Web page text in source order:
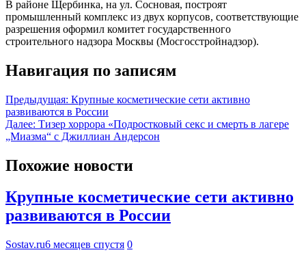
В районе Щербинка, на ул. Сосновая, построят
промышленный комплекс из двух корпусов, соответствующие
разрешения оформил комитет государственного
строительного надзора Москвы (Мосгосстройнадзор).
Навигация по записям
Предыдущая: Крупные косметические сети активно
развиваются в России
Далее: Тизер хоррора «Подростковый секс и смерть в лагере
„Миазма“ с Джиллиан Андерсон
Похожие новости
Крупные косметические сети активно
развиваются в России
Sostav.ru6 месяцев спустя 0